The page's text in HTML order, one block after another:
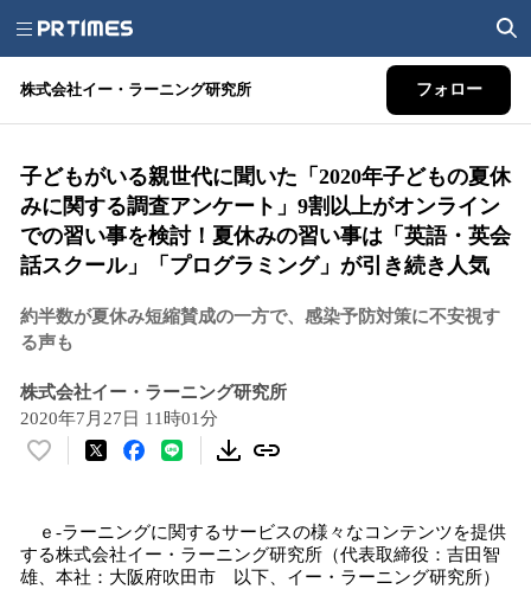
株式会社イー・ラーニング研究所 フォロー
子どもがいる親世代に聞いた「2020年子どもの夏休
みに関する調査アンケート」9割以上がオンライン
での習い事を検討！夏休みの習い事は「英語・英会
話スクール」「プログラミング」が引き続き人気
約半数が夏休み短縮賛成の一方で、感染予防対策に不安視す
る声も
株式会社イー・ラーニング研究所
2020年7月27日 11時01分
い
！
数
ｅ-ラーニングに関するサービスの様々なコンテンツを提供
する株式会社イー・ラーニング研究所（代表取締役：吉田智
雄、本社：大阪府吹田市 以下、イー・ラーニング研究所）